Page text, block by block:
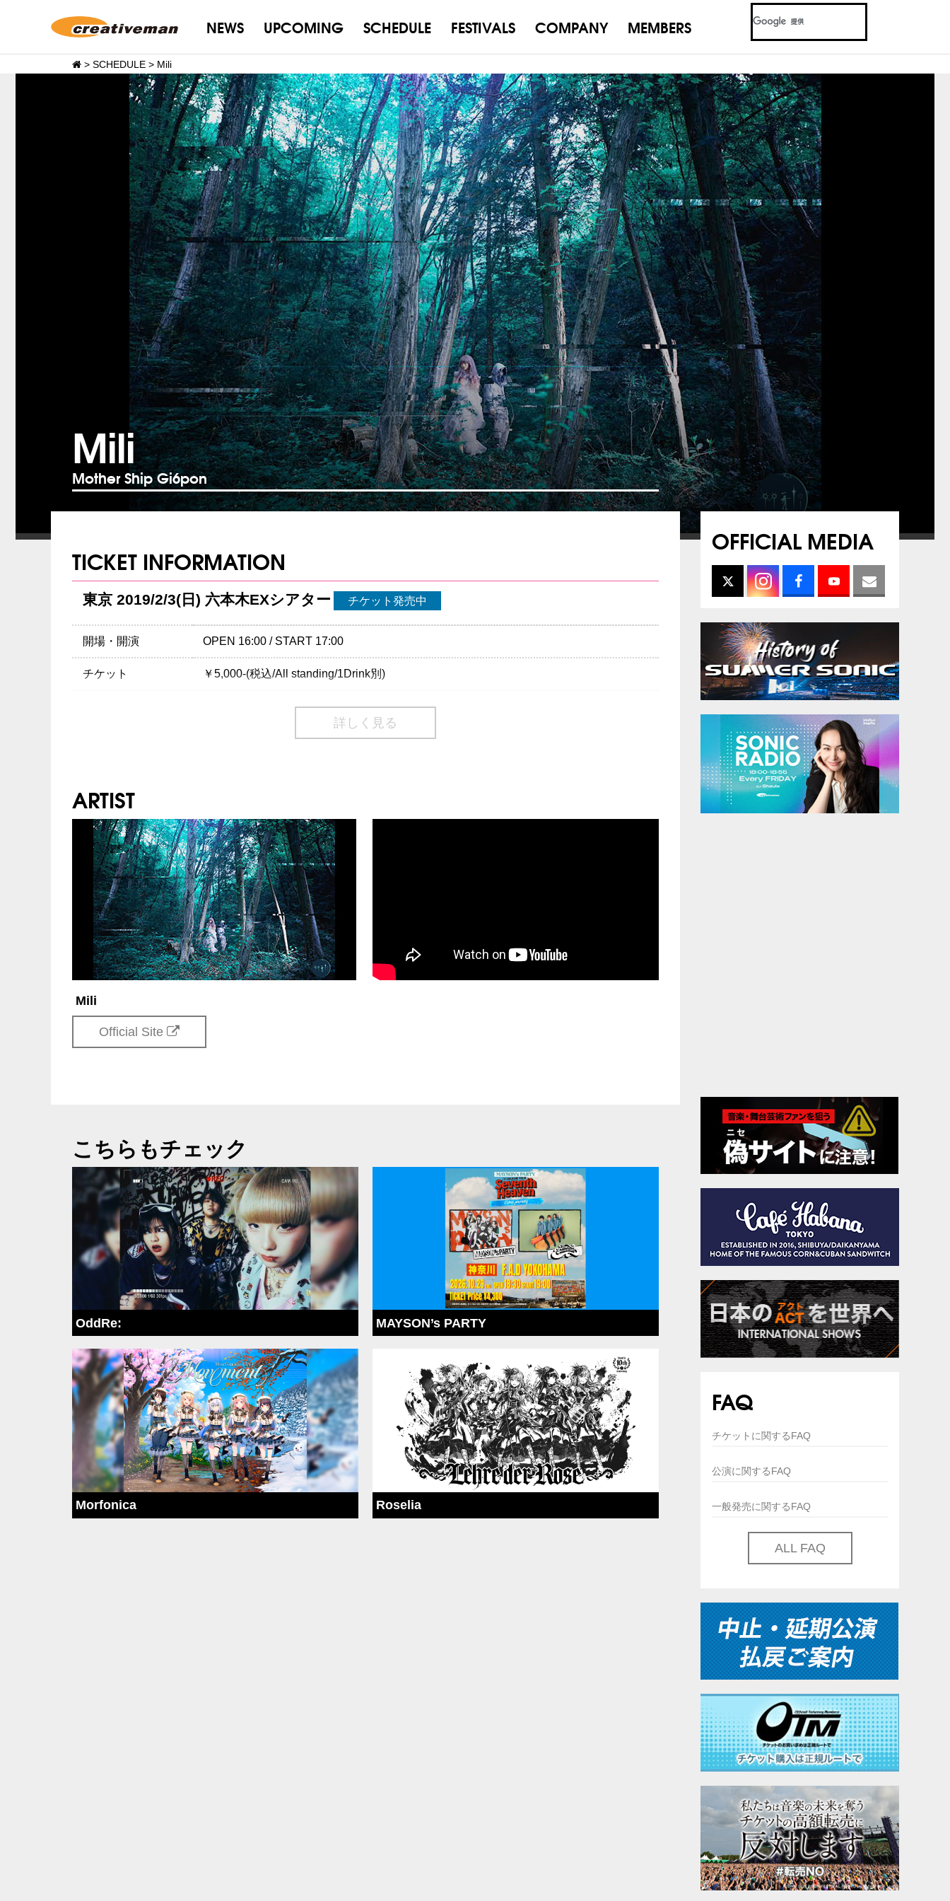
NEWS UPCOMING SCHEDULE FESTIVALS COMPANY MEMBERS
> SCHEDULE > Mili
Mili
Mother Ship Gi6pon
TICKET INFORMATION
東京 2019/2/3(日) 六本木EXシアター チケット発売中
開場・開演 OPEN 16:00 / START 17:00
チケット ￥5,000-(税込/All standing/1Drink別)
注意事項
INFO クリエイティブマン：03-3499-6669
企画・制作：さいはてレコーズ / LIFE
詳しく見る
ARTIST
Mili
Official Site
こちらもチェック
OddRe: MAYSON’s PARTY
Morfonica Roselia
OFFICIAL MEDIA
FAQ
チケットに関するFAQ
公演に関するFAQ
一般発売に関するFAQ
ALL FAQ